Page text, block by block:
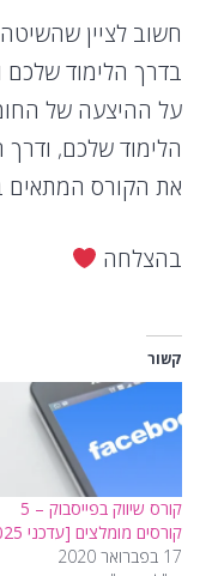
חשוב לציין
בדרך הלימוד שלכם
על ההיצעה של
הלימוד שלכם, ודרך
את הקורס המתאים
בהצלחה
קשור
קורס שיווק בפייסבוק – 5
קורסים מומלצים [עדכני 2025]
17 בפברואר 2020